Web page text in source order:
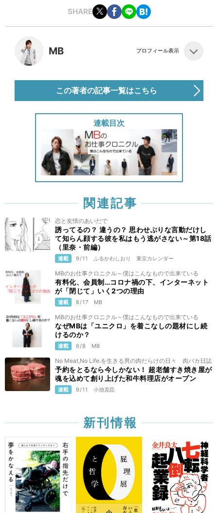
SHARE
MB プロフィール表示
この著者の記事一覧はこちら
連載目次
関連記事
恋と友情のあいだで
誘ってるの？ 違うの？ 思わせぶりな言動だけし
て知らん顔する彼を私はもう逃がさない～第18話
（里奈・前編）
連載 9/11 ふるかわしおり 東京カレンダー
MBのお仕事クロニクル～僕はこんなもので出来ている
有料化、会員制…コロナ禍の下、インターネット
が「閉じて」いく2つの理由
連載 8/17 MB
MBのお仕事クロニクル～僕はこんなもので出来ている
なぜMBは「ユニクロ」を着こなしの題材にし続
けるのか？
連載 6/8 MB
No Meat,No Life.を生きる男の肉だらけの日々 肉バカ日誌
予約をとるなら今しかない！ 超老舗すき焼き屋が
魂を込めて創り上げた和牛料理店がオープン
連載 9/11 小池克臣
新刊情報